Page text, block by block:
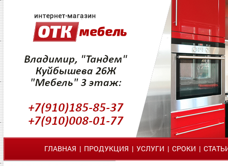
ГЛАВНАЯ | ПРОДУКЦИЯ | УСЛУГИ | СРОКИ |